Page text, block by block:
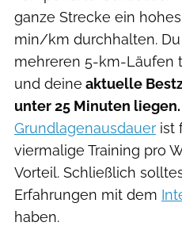
ganze Strecke ein
min/km durchhalten.
mehreren 5-km-Läufen
und deine aktuelle
unter 25 Minuten liegen.
Grundlagenausdauer ist
viermalige Training pro
Vorteil. Schließlich
Erfahrungen mit dem
haben.